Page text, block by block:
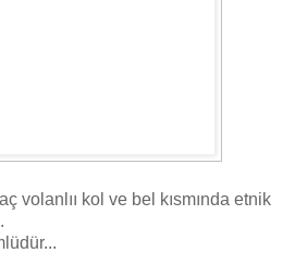
volanlıı kol ve bel kısmında etnik